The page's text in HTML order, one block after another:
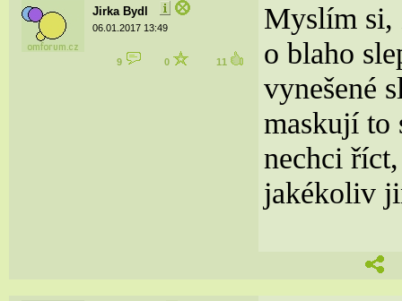
Jirka Bydl
06.01.2017 13:49
9 0 11
Myslím si,
o blaho
vynešené
maskují to
nechci
jakékoliv